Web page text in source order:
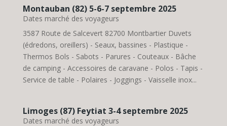
Montauban (82) 5-6-7 septembre 2025
Dates marché des voyageurs
3587 Route de Salcevert 82700 Montbartier Duvets
(édredons, oreillers) - Seaux, bassines - Plastique -
Thermos Bols - Sabots - Parures - Couteaux - Bâche
de camping - Accessoires de caravane - Polos - Tapis -
Service de table - Polaires - Joggings - Vaisselle inox...
Limoges (87) Feytiat 3-4 septembre 2025
Dates marché des voyageurs